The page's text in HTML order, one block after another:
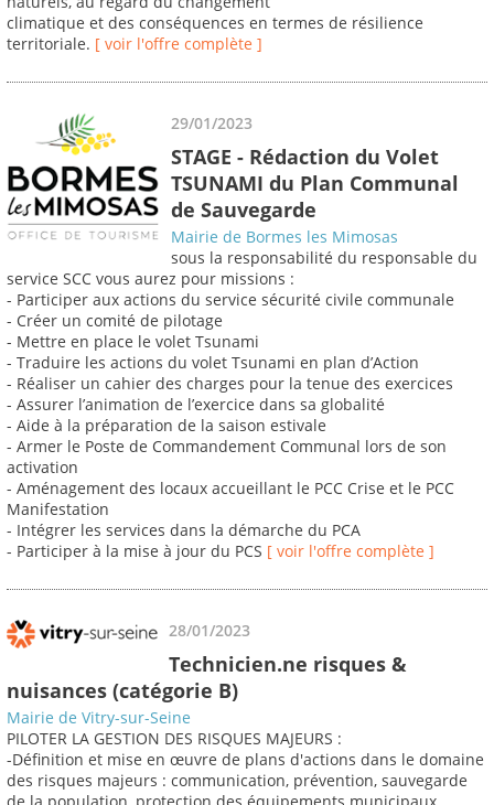
climatique et des conséquences en termes de résilience
territoriale. [ voir l'offre complète ]
29/01/2023
STAGE - Rédaction du Volet
TSUNAMI du Plan Communal
de Sauvegarde
Mairie de Bormes les Mimosas
sous la responsabilité du responsable du
service SCC vous aurez pour missions :
- Participer aux actions du service sécurité civile communale
- Créer un comité de pilotage
- Mettre en place le volet Tsunami
- Traduire les actions du volet Tsunami en plan d’Action
- Réaliser un cahier des charges pour la tenue des exercices
- Assurer l’animation de l’exercice dans sa globalité
- Aide à la préparation de la saison estivale
- Armer le Poste de Commandement Communal lors de son
activation
- Aménagement des locaux accueillant le PCC Crise et le PCC
Manifestation
- Intégrer les services dans la démarche du PCA
- Participer à la mise à jour du PCS [ voir l'offre complète ]
28/01/2023
Technicien.ne risques &
nuisances (catégorie B)
Mairie de Vitry-sur-Seine
PILOTER LA GESTION DES RISQUES MAJEURS :
-Définition et mise en œuvre de plans d'actions dans le domaine
des risques majeurs : communication, prévention, sauvegarde